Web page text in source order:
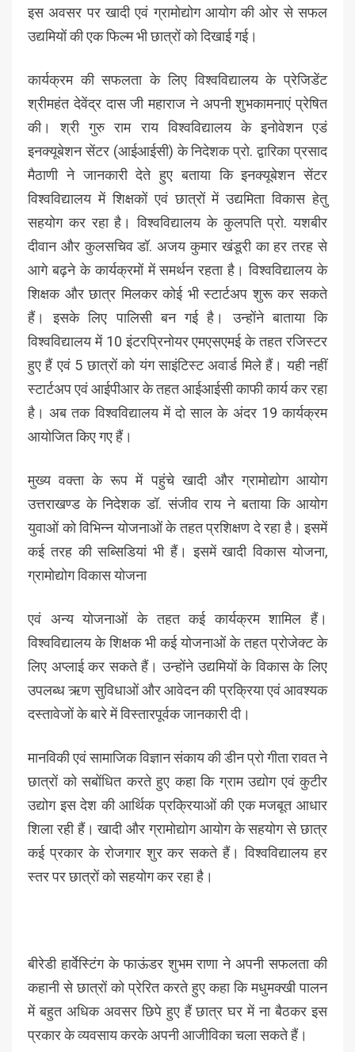
इस अवसर पर खादी एवं ग्रामोद्योग आयोग की ओर से सफल
उद्यमियों की एक फिल्म भी छात्रों को दिखाई गई।
कार्यक्रम की सफलता के लिए विश्वविद्यालय के प्रेजिडेंट
श्रीमहंत देवेंद्र दास जी महाराज ने अपनी शुभकामनाएं प्रेषित
की। श्री गुरु राम राय विश्वविद्यालय के इनोवेशन एडं
इनक्यूबेशन सेंटर (आईआईसी) के निदेशक प्रो. द्वारिका प्रसाद
मैठाणी ने जानकारी देते हुए बताया कि इनक्यूबेशन सेंटर
विश्वविद्यालय में शिक्षकों एवं छात्रों में उद्यमिता विकास हेतु
सहयोग कर रहा है। विश्वविद्यालय के कुलपति प्रो. यशबीर
दीवान और कुलसचिव डॉ. अजय कुमार खंडूरी का हर तरह से
आगे बढ़ने के कार्यक्रमों में समर्थन रहता है। विश्वविद्यालय के
शिक्षक और छात्र मिलकर कोई भी स्टार्टअप शुरू कर सकते
हैं। इसके लिए पालिसी बन गई है। उन्होंने बाताया कि
विश्वविद्यालय में 10 इंटरप्रिनोयर एमएसएमई के तहत रजिस्टर
हुए हैं एवं 5 छात्रों को यंग साइंटिस्ट अवार्ड मिले हैं। यही नहीं
स्टार्टअप एवं आईपीआर के तहत आईआईसी काफी कार्य कर रहा
है। अब तक विश्वविद्यालय में दो साल के अंदर 19 कार्यक्रम
आयोजित किए गए हैं।
मुख्य वक्ता के रूप में पहुंचे खादी और ग्रामोद्योग आयोग
उत्तराखण्ड के निदेशक डॉ. संजीव राय ने बताया कि आयोग
युवाओं को विभिन्न योजनाओं के तहत प्रशिक्षण दे रहा है। इसमें
कई तरह की सब्सिडियां भी हैं। इसमें खादी विकास योजना,
ग्रामोद्योग विकास योजना
एवं अन्य योजनाओं के तहत कई कार्यक्रम शामिल हैं।
विश्वविद्यालय के शिक्षक भी कई योजनाओं के तहत प्रोजेक्ट के
लिए अप्लाई कर सकते हैं। उन्होंने उद्यमियों के विकास के लिए
उपलब्ध ऋण सुविधाओं और आवेदन की प्रक्रिया एवं आवश्यक
दस्तावेजों के बारे में विस्तारपूर्वक जानकारी दी।
मानविकी एवं सामाजिक विज्ञान संकाय की डीन प्रो गीता रावत ने
छात्रों को सबोंधित करते हुए कहा कि ग्राम उद्योग एवं कुटीर
उद्योग इस देश की आर्थिक प्रक्रियाओं की एक मजबूत आधार
शिला रही हैं। खादी और ग्रामोद्योग आयोग के सहयोग से छात्र
कई प्रकार के रोजगार शुर कर सकते हैं। विश्वविद्यालय हर
स्तर पर छात्रों को सहयोग कर रहा है।
बीरेडी हार्वेस्टिंग के फाऊंडर शुभम राणा ने अपनी सफलता की
कहानी से छात्रों को प्रेरित करते हुए कहा कि मधुमक्खी पालन
में बहुत अधिक अवसर छिपे हुए हैं छात्र घर में ना बैठकर इस
प्रकार के व्यवसाय करके अपनी आजीविका चला सकते हैं।